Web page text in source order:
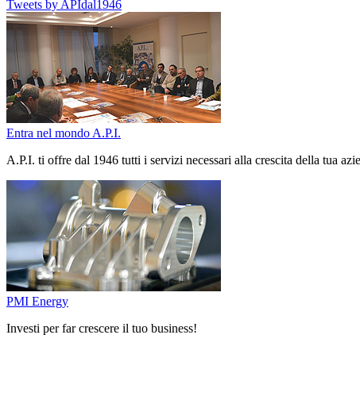
Tweets by APIdal1946
Entra nel mondo A.P.I.
A.P.I. ti offre dal 1946 tutti i servizi necessari alla crescita della tua
PMI Energy
Investi per far crescere il tuo business!